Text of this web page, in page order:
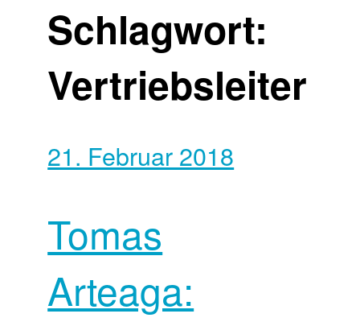
Schlagwort:
Vertriebsleiter
21. Februar 2018
Tomas
Arteaga: